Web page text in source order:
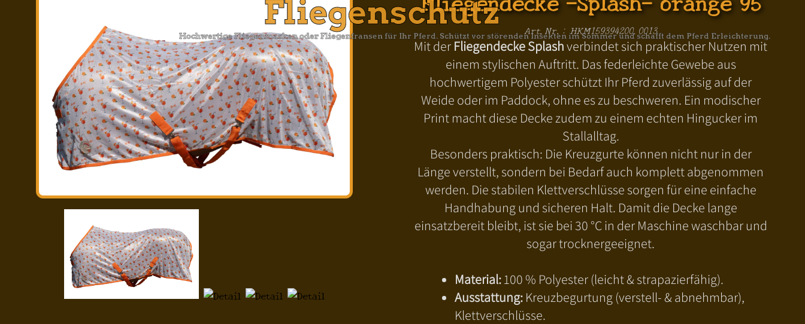
Fliegenschutz
Hochwertige Fliegenmasken oder Fliegenfransen für Ihr Pferd. Schützt vor störenden Insekten im Sommer und schafft dem Pferd Erleichterung.
Art.Nr.: HKM159394200.0013
Mit der Fliegendecke Splashverbindet sich praktischer Nutzen mit
einem stylischen Auftritt. Das federleichte Gewebe aus
hochwertigem Polyester schützt Ihr Pferd zuverlässig auf der
Weide oder im Paddock, ohne es zu beschweren. Ein modischer
Print macht diese Decke zudem zu einem echten Hingucker im
Stallalltag.
Besonders praktisch: Die Kreuzgurte können nicht nur in der
Länge verstellt, sondern bei Bedarf auch komplett abgenommen
werden. Die stabilen Klettverschlüsse sorgen für eine einfache
Handhabung und sicheren Halt. Damit die Decke lange
einsatzbereit bleibt, ist sie bei 30 °C in der Maschine waschbar und
sogar trocknergeeignet.
Material:100 % Polyester (leicht & strapazierfähig).
Ausstattung:Kreuzbegurtung (verstell- & abnehmbar),
Klettverschlüsse.